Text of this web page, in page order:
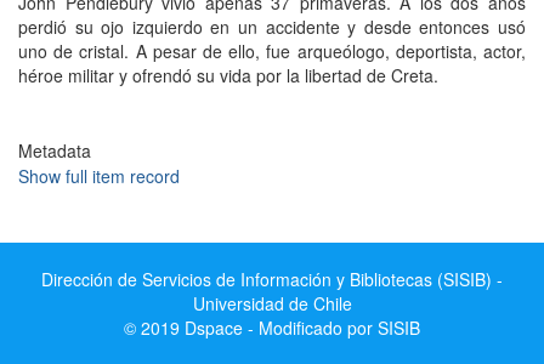
perdió su ojo izquierdo en un accidente y desde entonces usó
uno de cristal. A pesar de ello, fue arqueólogo, deportista, actor,
héroe militar y ofrendó su vida por la libertad de Creta.
Metadata
Show full item record
Dirección de Servicios de Información y Bibliotecas (SISIB) -
Universidad de Chile
© 2019 Dspace - Modificado por SISIB